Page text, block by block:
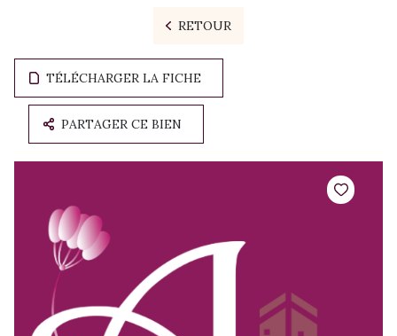
RETOUR
TÉLÉCHARGER LA FICHE
PARTAGER CE BIEN